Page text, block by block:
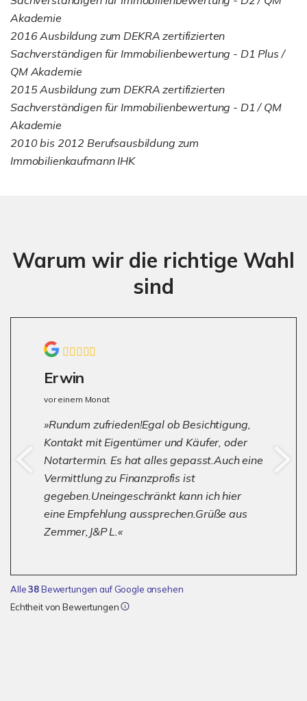
Akademie
2016 Ausbildung zum DEKRA zertifizierten
Sachverständigen für Immobilienbewertung - D1 Plus /
QM Akademie
2015 Ausbildung zum DEKRA zertifizierten
Sachverständigen für Immobilienbewertung - D1 / QM
Akademie
2010 bis 2012 Berufsausbildung zum
Immobilienkaufmann IHK
Warum wir die richtige Wahl
sind
Erwin
vor einem Monat
Rundum zufrieden!Egal ob Besichtigung,
Kontakt mit Eigentümer und Käufer, oder
Notartermin. Es hat alles gepasst.Auch eine
Vermittlung zu Finanzprofis ist
gegeben.Uneingeschränkt kann ich hier
eine Empfehlung aussprechen.Grüße aus
Zemmer,J&P L.
Alle38Bewertungen auf Google ansehen
Echtheit von Bewertungen